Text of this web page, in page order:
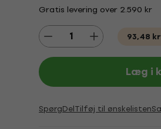
Gratis levering over 2.590 kr
93,48 kr
Læg i
SpørgDelTilføj til ønskelisten